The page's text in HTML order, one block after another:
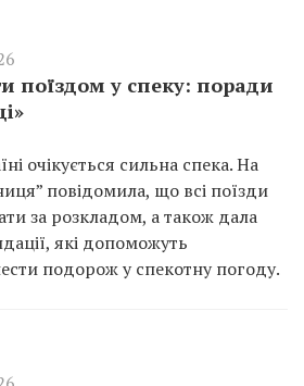
поїздом у спеку: поради
очікується сильна спека. На
повідомила, що всі поїзди
за розкладом, а також дала
які допоможуть
подорож у спекотну погоду.